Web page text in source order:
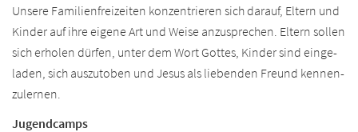
Unsere Familien­freizeiten konzentrieren sich darauf, Eltern und
Kinder auf ihre eigene Art und Weise anzu­sprechen. Eltern sollen
sich erholen dürfen, unter dem Wort Gottes, Kinder sind einge­
laden, sich auszu­toben und Jesus als liebenden Freund kennen­
zulernen.
Jugendcamps